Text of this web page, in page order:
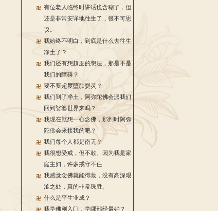
有位老人临终时讲话也含糊了，但
还是非常安详地往生了，很不可思
议。
我始终不明白，到底是什么去往生
净土了？
我们还有想超度的想法，那是不是
我们的障碍？
要不要超度堕胎婴灵？
我们到了净土，阿弥陀佛会派我们
回到娑婆世界来吗？
我现在就想一心念佛，那到时阿弥
陀佛会来接我的吧？
我们每个人都是南无？
我很想受戒，但不敢。因为我是家
庭主妇，许多戒守不住
我感觉念佛就能得救，没有高深艰
涩之处，真的非常殊胜。
什么是平生业成？
我学佛刚入门，学哪部经最好？